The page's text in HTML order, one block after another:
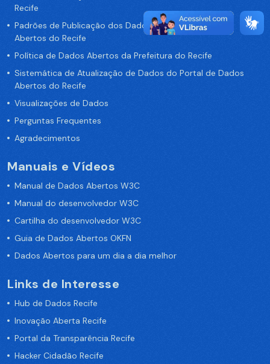
Recife
Padrões de Publicação dos Dados no Portal de Dados
Abertos do Recife
Política de Dados Abertos da Prefeitura do Recife
Sistemática de Atualização de Dados do Portal de Dados
Abertos do Recife
Visualizações de Dados
Perguntas Frequentes
Agradecimentos
Manuais e Vídeos
Manual de Dados Abertos W3C
Manual do desenvolvedor W3C
Cartilha do desenvolvedor W3C
Guia de Dados Abertos OKFN
Dados Abertos para um dia a dia melhor
Links de Interesse
Hub de Dados Recife
Inovação Aberta Recife
Portal da Transparência Recife
Hacker Cidadão Recife